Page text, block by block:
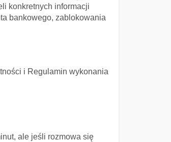
konkretnych informacji
bankowego, zablokowania
i Regulamin wykonania
ale jeśli rozmowa się